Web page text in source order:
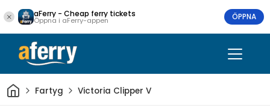
aFerry - Cheap ferry tickets
Öppna i aFerry-appen ÖPPNA
HemFartyg Victoria Clipper V